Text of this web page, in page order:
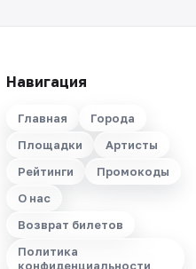
Навигация
Главная
Города
Площадки
Артисты
Рейтинги
Промокоды
О нас
Возврат билетов
Политика
конфиденциальности